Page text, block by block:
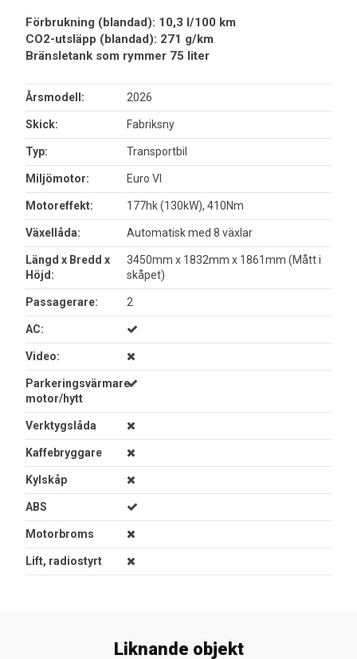
Förbrukning (blandad): 10,3 l/100 km
CO2-utsläpp (blandad): 271 g/km
Bränsletank som rymmer 75 liter
Årsmodell: 2026
Skick: Fabriksny
Typ: Transportbil
Miljömotor: Euro VI
Motoreffekt: 177hk (130kW), 410Nm
Växellåda: Automatisk med 8 växlar
Längd x Bredd x
Höjd:
3450mm x 1832mm x 1861mm (Mått i
skåpet)
Passagerare: 2
AC:
Video:
Parkeringsvärmare
motor/hytt
Verktygslåda
Kaffebryggare
Kylskåp
ABS
Motorbroms
Lift, radiostyrt
Liknande objekt